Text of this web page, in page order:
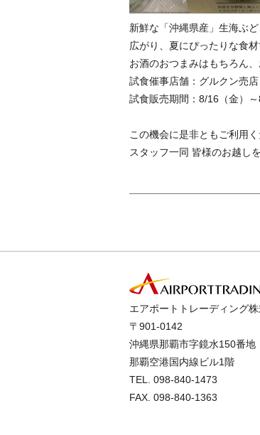
新鮮な「沖縄県産」生海ぶ
広がり、夏にぴったりな食材
お酒のおつまみはもちろん
試食催事店舗：グルクン売店
試食販売期間：8/16（金）
この機会に是非ともご利用く
スタッフ一同 皆様のお越し
エアポートトレーディング
〒901-0142
沖縄県那覇市字鏡水150番地
那覇空港国内線ビル1階
TEL. 098-840-1473
FAX. 098-840-1363